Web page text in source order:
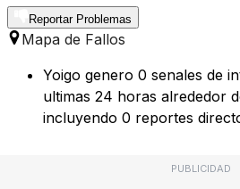
Reportar Problemas
Mapa de Fallos
Yoigo genero 0 senales de
ultimas 24 horas alrededor
incluyendo 0 reportes
PUBLICIDAD